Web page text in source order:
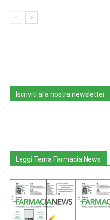
Iscriviti alla nostra newsletter
Leggi Tema Farmacia News